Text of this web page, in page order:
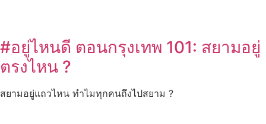
#อยู่ไหนดี ตอนกรุงเทพ 101: สยามอยู่
ตรงไหน ?
สยามอยู่แถวไหน ทำไมทุกคนถึงไปสยาม ?